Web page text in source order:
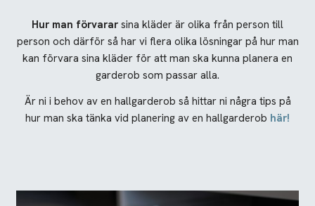
Hur man förvarar sina kläder är olika från person till
person och därför så har vi flera olika lösningar på hur man
kan förvara sina kläder för att man ska kunna planera en
garderob som passar alla.
Är ni i behov av en hallgarderob så hittar ni några tips på
hur man ska tänka vid planering av en hallgarderob här!